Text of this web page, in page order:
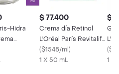
Hidra
Matificante
$ 77.400
Crema día Retinol
L'Oréal París Revitalift
50 ml
($1548/ml)
1 X 50 mL
$
Gel
(
1 X